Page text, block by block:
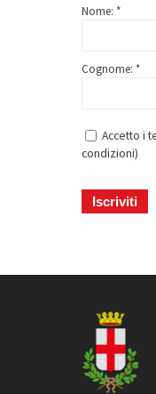
Nome: *
Cognome: *
Accetto i
condizioni)